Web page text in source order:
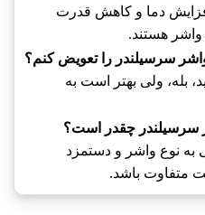
دما و کاهش قدرت
واشر هستند.
سرسیلندر را تعویض کنم؟
بله، ولی بهتر است به
سرسیلندر چقدر است؟
به نوع واشر و دستمزد
متفاوت باشد.